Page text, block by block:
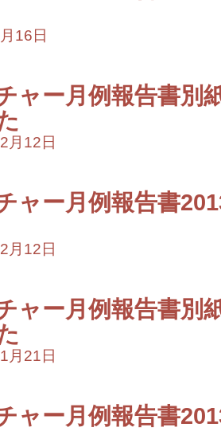
16日
ャー月例報告書別
月12日
ャー月例報告書
月12日
ャー月例報告書別
月21日
ャー月例報告書